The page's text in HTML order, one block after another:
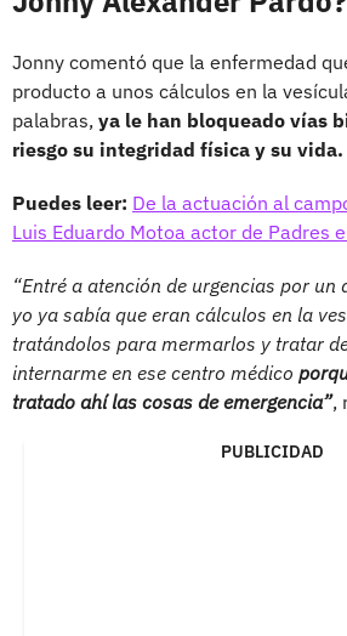
Jonny comentó que la enfermedad
producto a unos cálculos en la
palabras, ya le han bloqueado vías
riesgo su integridad física y su vida.
Puedes leer: De la actuación al
Luis Eduardo Motoa actor de Padres
“Entré a atención de urgencias por
yo ya sabía que eran cálculos en la
tratándolos para mermarlos y tratar
internarme en ese centro médico
tratado ahí las cosas de emergencia”,
PUBLICIDAD